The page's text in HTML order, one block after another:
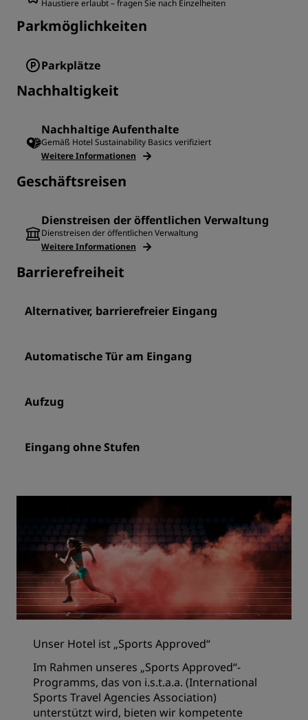
Haustiere erlaubt – fragen Sie nach Einzelheiten
Parkmöglichkeiten
Parkplätze
Nachhaltigkeit
Nachhaltige Aufenthalte
Gemäß Hotel Sustainability Basics verifiziert
Weitere Informationen
Geschäftsreisen
Dienstreisen der öffentlichen Verwaltung
Dienstreisen der öffentlichen Verwaltung
Weitere Informationen
Barrierefreiheit
Alternativer, barrierefreier Eingang
Automatische Tür am Eingang
Aufzug
Eingang ohne Stufen
Unser Hotel ist „Sports Approved“
Im Rahmen unseres „Sports Approved“-
Programms, das von i.s.t.a.a. (International
Sports Travel Agencies Association)
unterstützt wird, bieten wir kompetente